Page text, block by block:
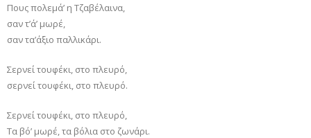
Πους πολεμά’ η Τζαβέλαινα,
σαν τ’ά’ μωρέ,
σαν τα’άξιο παλλικάρι.
Σερνεί τουφέκι, στο πλευρό,
σερνεί τουφέκι, στο πλευρό.
Σερνεί τουφέκι, στο πλευρό,
Τα βό’ μωρέ, τα βόλια στο ζωνάρι.